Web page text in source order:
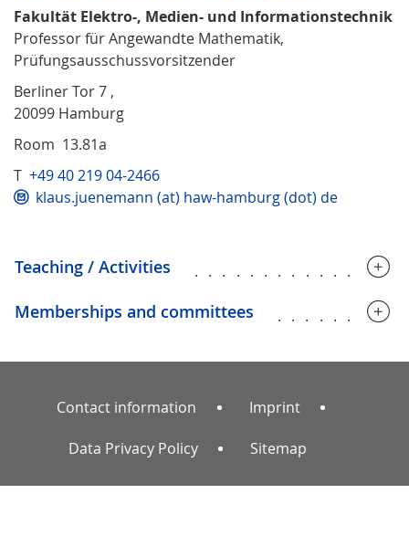
Fakultät Elektro-, Medien- und Informationstechnik
Professor für Angewandte Mathematik,
Prüfungsausschussvorsitzender
Berliner Tor 7 ,
20099 Hamburg
Room 13.81a
T +49 40 219 04-2466
klaus.juenemann (at) haw-hamburg (dot) de
Teaching / Activities
Memberships and committees
Contact information Imprint
Data Privacy Policy Sitemap